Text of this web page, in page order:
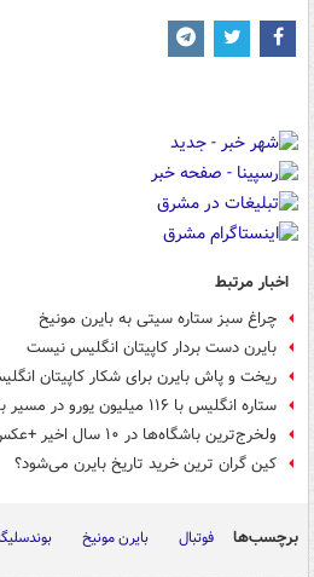
اخبار مرتبط
چراغ سبز ستاره سیتی به بایرن مونیخ
بایرن دست بردار کاپیتان انگلیس نیست
ریخت و پاش بایرن برای شکار کاپیتان
ستاره انگلیس با ۱۱۶ میلیون یورو در مسیر بایرن مونیخ؟
ولخرج‌ترین باشگاه‌ها در ۱۰ سال اخیر +عکس
کین گران ترین خرید تاریخ بایرن می‌شود؟
برچسب‌ها فوتبال بایرن مونیخ بوندسلیگا